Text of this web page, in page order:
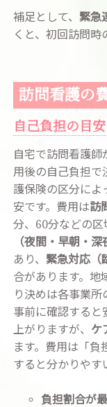
補足として、 緊急
くと、初回訪問時
訪問看護の
自己負担の目
自宅で訪問看護
用後の自己負担で
護保険の区分によ
安です。費用は訪
分、60分などの区
（夜間・早朝・深
あり、 緊急対応（
合があります。地
り決めは各事業所
事前に確認すると
上がりますが、 ケ
ます。費用は「
すると分かりやす
負担割合が